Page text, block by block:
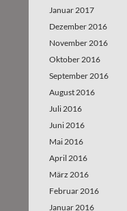
Januar 2017
Dezember 2016
November 2016
Oktober 2016
September 2016
August 2016
Juli 2016
Juni 2016
Mai 2016
April 2016
März 2016
Februar 2016
Januar 2016